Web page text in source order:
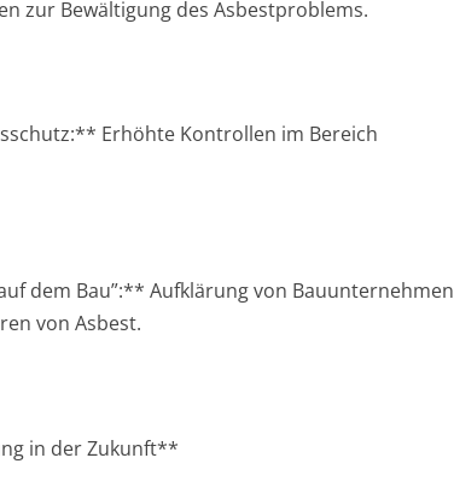
zur Bewältigung des Asbestproblems.
Erhöhte Kontrollen im Bereich
dem Bau”:** Aufklärung von Bauunternehmen
von Asbest.
in der Zukunft**